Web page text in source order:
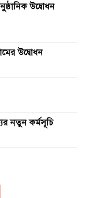
উদ্বোধন
উদ্বোধন
নতুন কর্মসূচি